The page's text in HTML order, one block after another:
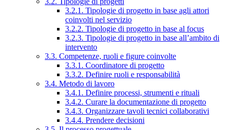
3.2.1. Tipologie di progetto in base agli attori
coinvolti nel servizio
3.2.2. Tipologie di progetto in base al focus
3.2.3. Tipologie di progetto in base all’ambito di
intervento
3.3. Competenze, ruoli e figure coinvolte
3.3.1. Coordinatore di progetto
3.3.2. Definire ruoli e responsabilità
3.4. Metodo di lavoro
3.4.1. Definire processi, strumenti e rituali
3.4.2. Curare la documentazione di progetto
3.4.3. Organizzare tavoli tecnici collaborativi
3.4.4. Prendere decisioni